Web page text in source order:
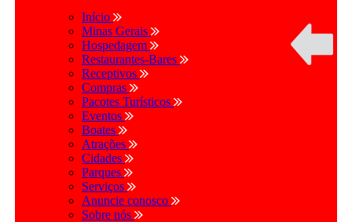
Início
Minas Gerais
Hospedagem
Restaurantes-Bares
Receptivos
Compras
Pacotes Turísticos
Eventos
Boates
Atrações
Cidades
Parques
Serviços
Anuncie conosco
Sobre nós